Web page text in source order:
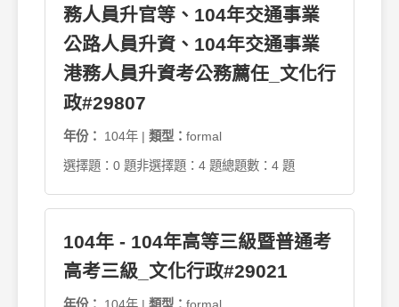
務人員升官等、104年交通事業
公路人員升資、104年交通事業
港務人員升資考公務薦任_文化行
政#29807
年份： 104年 | 類型： formal
選擇題：0 題非選擇題：4 題總題數：4 題
104年 - 104年高等三級暨普通考
高考三級_文化行政#29021